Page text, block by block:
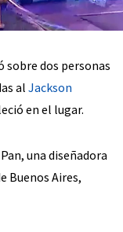
sobre dos personas
al Jackson
en el lugar.
una diseñadora
Buenos Aires,